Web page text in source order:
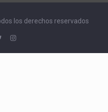
los derechos reservados